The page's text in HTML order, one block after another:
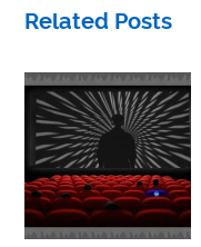
Related Posts